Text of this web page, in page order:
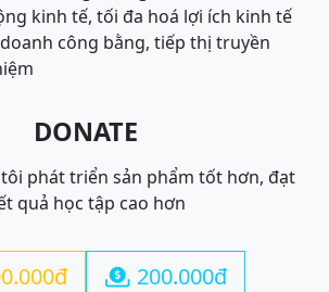
kinh tế, tối đa hoá lợi ích kinh tế
công bằng, tiếp thị truyền
DONATE
phát triển sản phẩm tốt hơn, đạt
quả học tập cao hơn
 200.000đ